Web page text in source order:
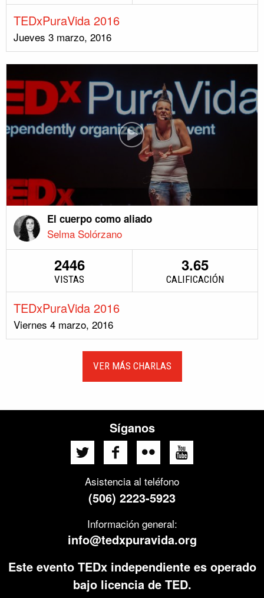
TEDxPuraVida 2016
Jueves 3 marzo, 2016
El cuerpo como aliado
Selma Solórzano
2446
VISTAS
3.65
CALIFICACIÓN
TEDxPuraVida 2016
Viernes 4 marzo, 2016
VER MÁS CHARLAS
Síganos
Asistencia al teléfono
(506) 2223-5923
Información general:
info@tedxpuravida.org
Este evento TEDx independiente es operado
bajo licencia de TED.